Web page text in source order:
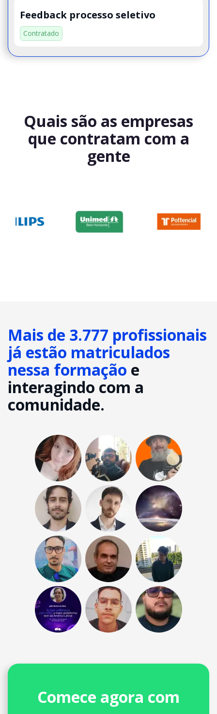
Feedback processo seletivo
Contratado
Quais são as empresas
que contratam com a
gente
Mais de 3.777 profissionais
já estão matriculados
nessa formação e
interagindo com a
comunidade.
Comece agora com